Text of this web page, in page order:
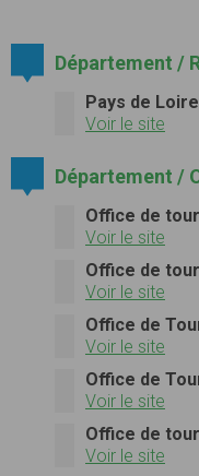
Département /
Pays de Loire
Voir le site
Département /
Office de
Voir le site
Office de
Voir le site
Office de
Voir le site
Office de
Voir le site
Office de
Voir le site